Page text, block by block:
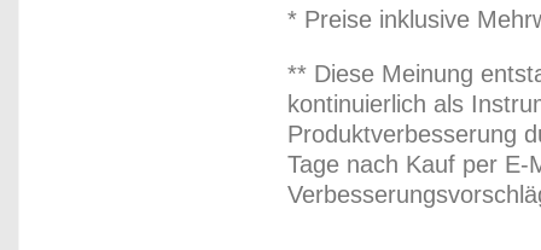
* Preise inklusive
** Diese Meinung
kontinuierlich als
Produktverbesserung
Tage nach Kauf per E-